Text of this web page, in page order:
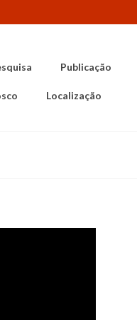
Publicação
Localização